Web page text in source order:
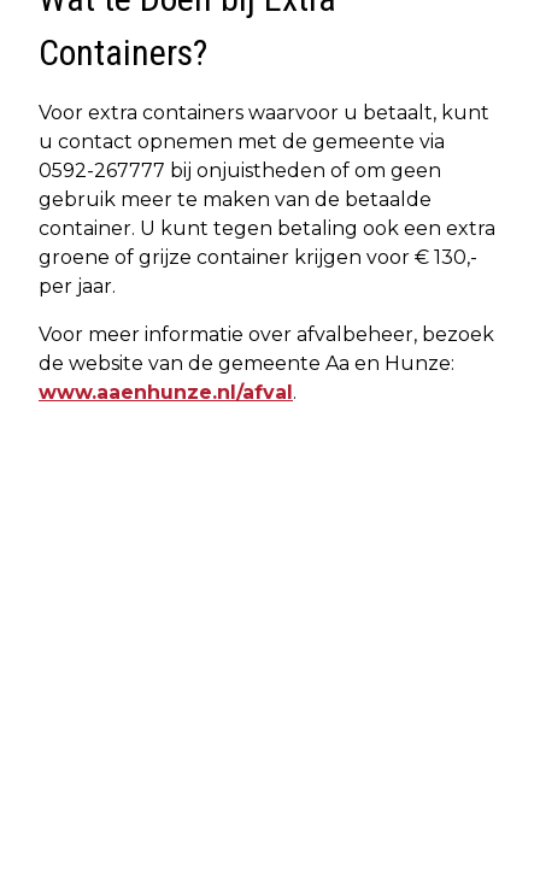
Containers?
Voor extra containers waarvoor u betaalt, kunt
u contact opnemen met de gemeente via
0592-267777 bij onjuistheden of om geen
gebruik meer te maken van de betaalde
container. U kunt tegen betaling ook een extra
groene of grijze container krijgen voor € 130,-
per jaar.
Voor meer informatie over afvalbeheer, bezoek
de website van de gemeente Aa en Hunze:
www.aaenhunze.nl/afval .